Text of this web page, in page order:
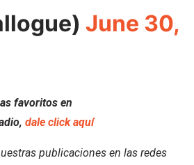
June 30,
favoritos en
dale click aquí
publicaciones en las redes